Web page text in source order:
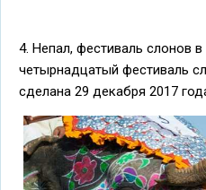
4. Непал, фестиваль слонов
четырнадцатый фестиваль
сделана 29 декабря 2017